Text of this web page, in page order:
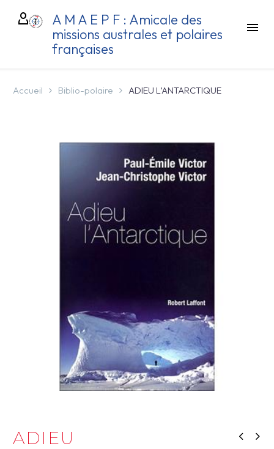
A M A E P F : Amicale des
missions australes et polaires
françaises
Accueil Biblio-polaire ADIEU L’ANTARCTIQUE
ADIEU